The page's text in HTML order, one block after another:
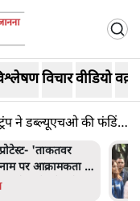
विचारवीडियो
ने डब्ल्यूएचओ की फंडिंग
'युवाओं को
जा रहा है, पर मोदी-
की हिम्मत नहीं'-